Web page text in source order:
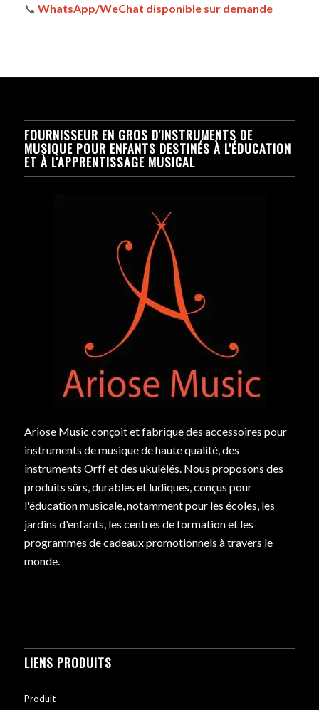
📞 WhatsApp/WeChat disponible sur demande
FOURNISSEUR EN GROS D'INSTRUMENTS DE
MUSIQUE POUR ENFANTS DESTINÉS À L'ÉDUCATION
ET À L'APPRENTISSAGE MUSICAL
Ariose Music conçoit et fabrique des accessoires pour
instruments de musique de haute qualité, des
instruments Orff et des ukulélés. Nous proposons des
produits sûrs, durables et ludiques, conçus pour
l'éducation musicale, notamment pour les écoles, les
jardins d'enfants, les centres de formation et les
programmes de cadeaux promotionnels à travers le
monde.
LIENS PRODUITS
Produit